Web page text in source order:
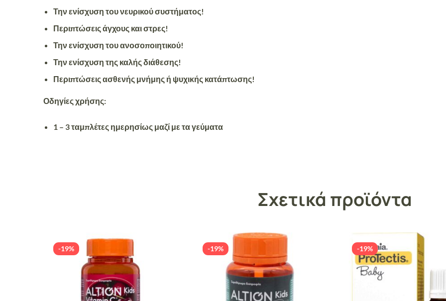
Την ενίσχυση του νευρικού συστήματος!
Περιπτώσεις άγχους και στρες!
Την ενίσχυση του ανοσοποιητικού!
Την ενίσχυση της καλής διάθεσης!
Περιπτώσεις ασθενής μνήμης ή ψυχικής κατάπτωσης!
Οδηγίες χρήσης:
1 – 3 ταμπλέτες ημερησίως μαζί με τα γεύματα
Σχετικά προϊόντα
-19% -19% -19%